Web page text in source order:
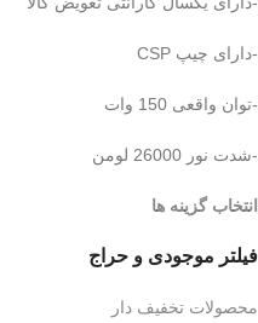
فیلتر موجودی و حراج
محصولات تخفیف دار
-دارای چیپ CSP
-توان واقعی 150 وات
-شدت نور 26000 لومن
انتخاب گزینه ها